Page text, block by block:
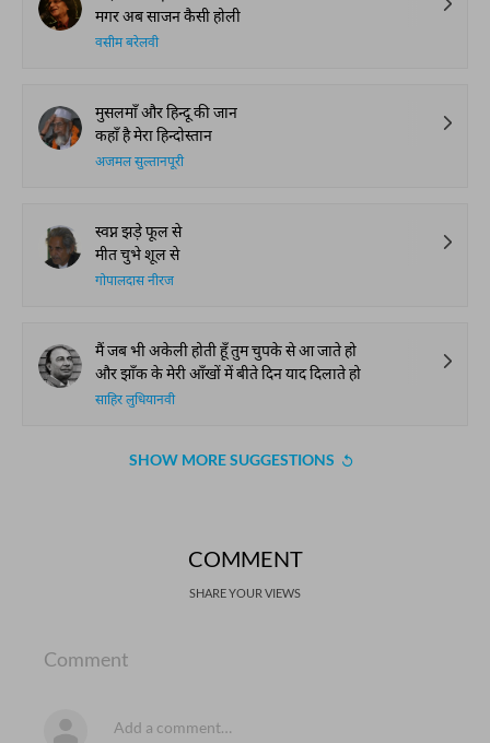
मगर अब साजन कैसी होली
वसीम बरेलवी
मुसलमाँ और हिन्दू की जान
कहाँ है मेरा हिन्दोस्तान
अजमल सुल्तानपूरी
स्वप्न झड़े फूल से
मीत चुभे शूल से
गोपालदास नीरज
मैं जब भी अकेली होती हूँ तुम चुपके से आ जाते हो
और झाँक के मेरी आँखों में बीते दिन याद दिलाते हो
साहिर लुधियानवी
SHOW MORE SUGGESTIONS
COMMENT
SHARE YOUR VIEWS
Comment